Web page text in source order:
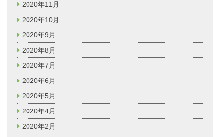
2020年11月
2020年10月
2020年9月
2020年8月
2020年7月
2020年6月
2020年5月
2020年4月
2020年2月